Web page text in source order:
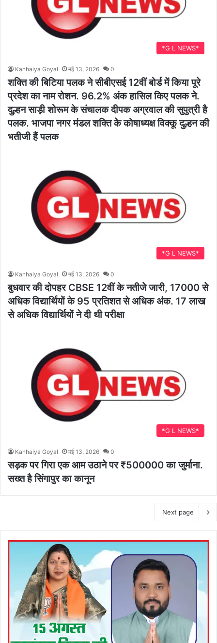
*G L NEWS*
Kanhaiya Goyal मई 13, 2026 0
शक्ति की बिटिया पलक ने सीबीएसई 12वीं बोर्ड में किया पूरे
प्रदेश का नाम रोशन. 96.2% अंक हासिल किए पलक ने.
दुल्हन साड़ी शोरूम के संचालक दीपक अग्रवाल की सुपुत्री है
पलक. भाजपा नगर मंडल शक्ति के कोषाध्यक्ष विक्कू दुल्हन की
भतीजी हैं पलक
*G L NEWS*
Kanhaiya Goyal मई 13, 2026 0
बुधवार की दोपहर CBSE 12वीं के नतीजे जारी, 17000 से
अधिक विद्यार्थियों के 95 प्रतिशत से अधिक अंक. 17 लाख
से अधिक विद्यार्थियों ने दी थी परीक्षा
*G L NEWS*
Kanhaiya Goyal मई 13, 2026 0
सड़क पर गिरा एक आम उठाने पर ₹500000 का जुर्माना.
सख्त है सिंगापुर का कानून
Next page